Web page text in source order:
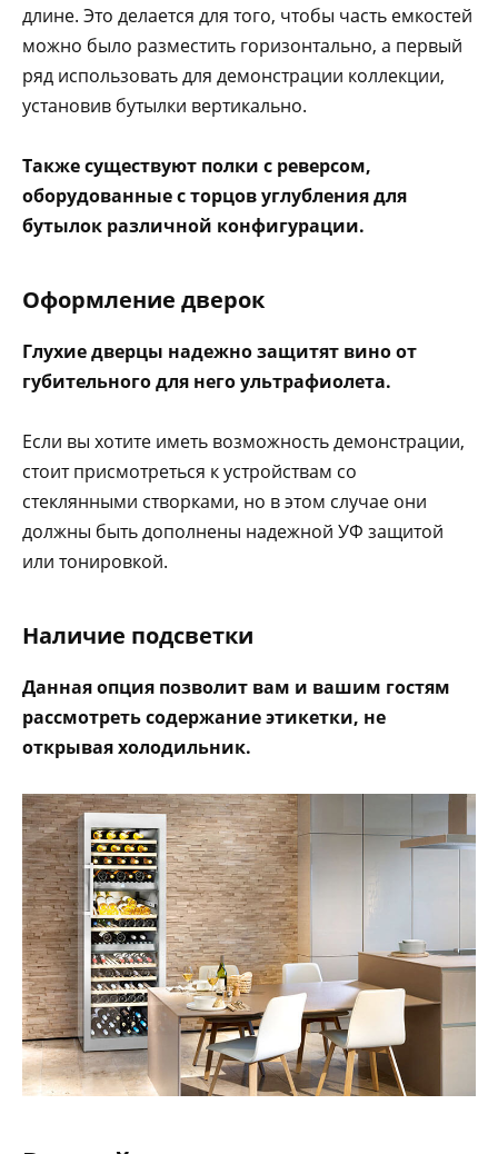
длине. Это делается для того, чтобы часть емкостей
можно было разместить горизонтально, а первый
ряд использовать для демонстрации коллекции,
установив бутылки вертикально.
Также существуют полки с реверсом,
оборудованные с торцов углубления для
бутылок различной конфигурации.
Оформление дверок
Глухие дверцы надежно защитят вино от
губительного для него ультрафиолета.
Если вы хотите иметь возможность демонстрации,
стоит присмотреться к устройствам со
стеклянными створками, но в этом случае они
должны быть дополнены надежной УФ защитой
или тонировкой.
Наличие подсветки
Данная опция позволит вам и вашим гостям
рассмотреть содержание этикетки, не
открывая холодильник.